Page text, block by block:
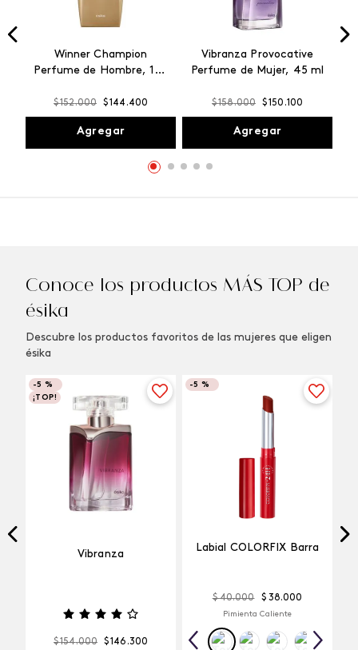
Winner Champion
Perfume de Hombre, 100
$152.000 $144 .400
Agregar
Vibranza Provocative
Perfume de Mujer, 45 ml
$158.000 $150 .100
Agregar
Conoce los productos MÁS TOP de
ésika
Descubre los productos favoritos de las mujeres que eligen
ésika
-5 %
¡TOP!
Vibranza
$154.000 $146 .300
-5 %
Labial COLORFIX Barra
$ 40.000 $ 38.000
Pimienta Caliente